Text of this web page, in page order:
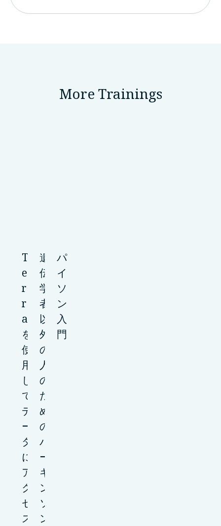
More Trainings
T
e
r
r
a
を
使
用
し
て
デ
ー
タ
に
ア
ク
セ
ス
遺
伝
学
者
以
外
の
人
の
た
め
の
パ
ー
キ
ン
ソ
ン
パ
イ
ソ
ン
入
門